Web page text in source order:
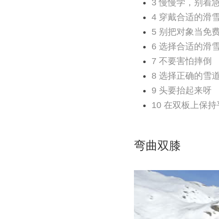
3 慢慢学，别着
4 穿戴合适的滑
5 别把对象当免
6 选择合适的滑
7 不要害怕摔倒
8 选择正确的雪
9 头要抬起来呀
10 在双板上保持
弯曲双膝